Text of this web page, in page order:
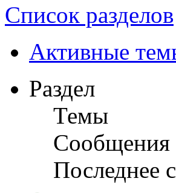
Список разделов
Активные
Раздел
Темы
Сообщения
Последнее